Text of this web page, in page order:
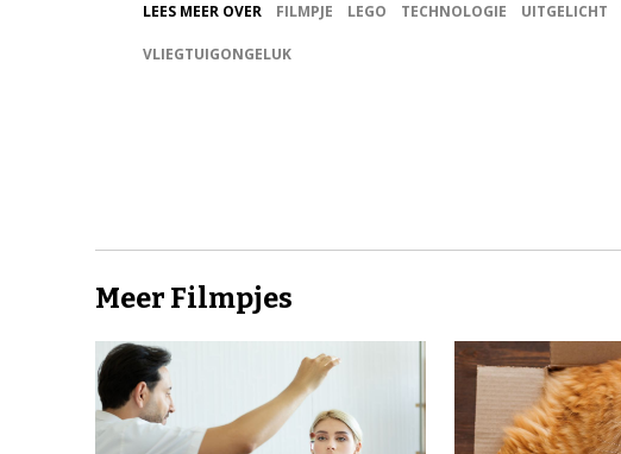
LEES MEER OVER FILMPJE LEGO TECHNOLOGIE UITGELICHT
VLIEGTUIGONGELUK
Meer Filmpjes